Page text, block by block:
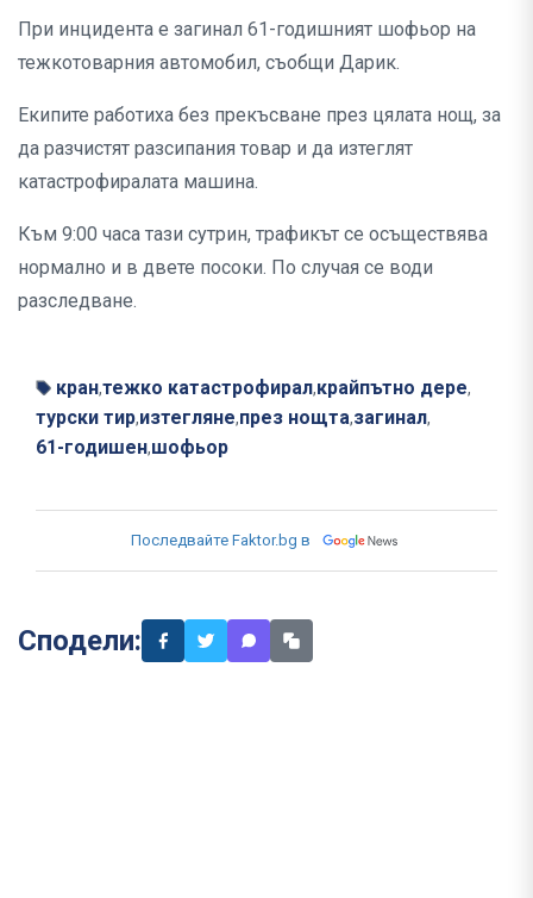
При инцидента е загинал 61-годишният шофьор на
тежкотоварния автомобил, съобщи Дарик.
Екипите работиха без прекъсване през цялата нощ, за
да разчистят разсипания товар и да изтеглят
катастрофиралата машина.
Към 9:00 часа тази сутрин, трафикът се осъществява
нормално и в двете посоки. По случая се води
разследване.
кран,тежко катастрофирал,крайпътно дере,
турски тир,изтегляне,през нощта,загинал,
61-годишен,шофьор
Последвайте Faktor.bg в
Сподели: